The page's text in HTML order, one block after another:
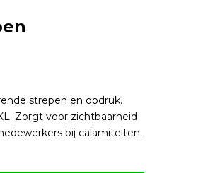
strepen en opdruk.
Zorgt voor zichtbaarheid
bij calamiteiten.